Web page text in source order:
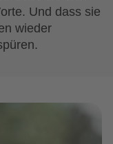
Und dass sie
wieder